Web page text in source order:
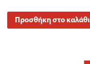
Προσθήκη στο καλάθι